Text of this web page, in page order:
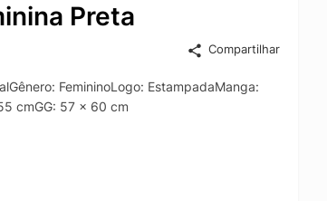
Preta
Compartilhar
FemininoLogo: EstampadaManga:
cmGG: 57 x 60 cm